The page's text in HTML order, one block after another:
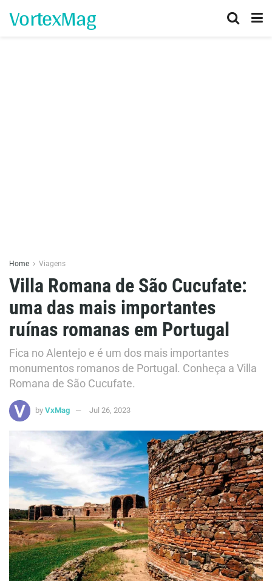
VortexMag
Home Viagens
Villa Romana de São Cucufate:
uma das mais importantes
ruínas romanas em Portugal
Fica no Alentejo e é um dos mais importantes
monumentos romanos de Portugal. Conheça a Villa
Romana de São Cucufate.
by VxMag Jul 26, 2023